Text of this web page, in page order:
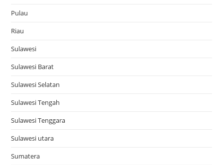
Pulau
Riau
Sulawesi
Sulawesi Barat
Sulawesi Selatan
Sulawesi Tengah
Sulawesi Tenggara
Sulawesi utara
Sumatera